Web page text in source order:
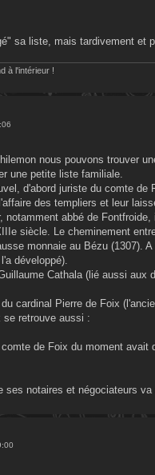
sa liste, mais tardivement et
à l'intérieur !
nous pouvons trouver
une petite liste familiale.
d'abord juriste du comte
des templiers et leur
notamment abbé de
siècle. Le cheminement
monnaie au Bézu (1307).
développé).
Cathala (lié aussi
cardinal Pierre de Foix
se retrouve aussi :
de Foix du moment
notaires et négociateurs va